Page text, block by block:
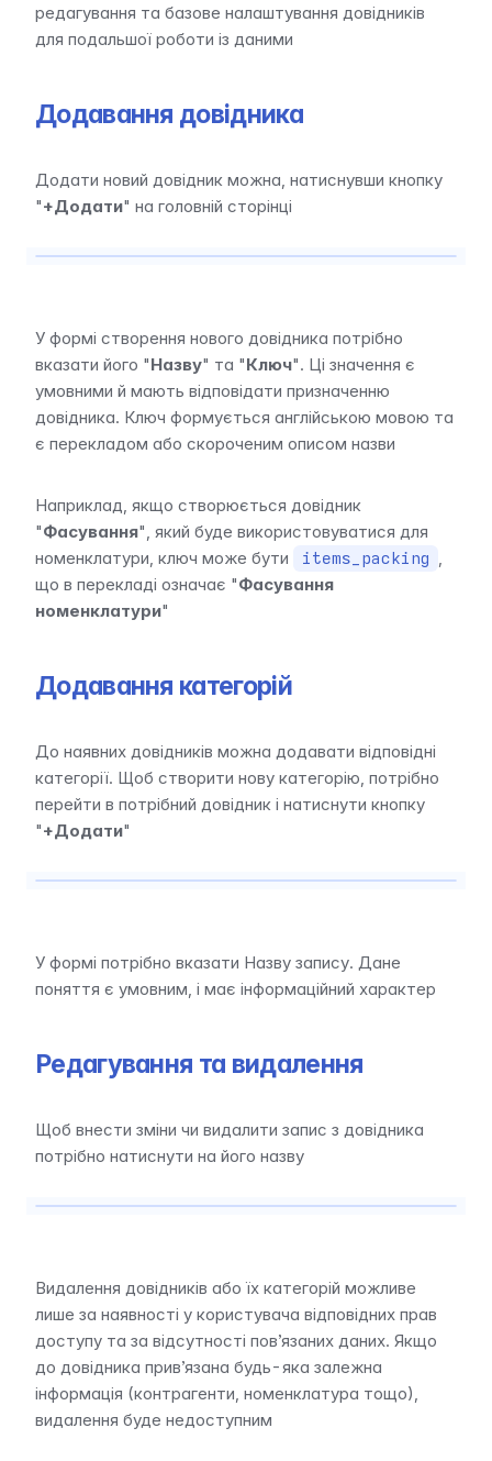
редагування та базове налаштування довідників
для подальшої роботи із даними
Додавання довідника
Додати новий довідник можна, натиснувши кнопку
"+Додати" на головній сторінці
У формі створення нового довідника потрібно
вказати його "Назву" та "Ключ". Ці значення є
умовними й мають відповідати призначенню
довідника. Ключ формується англійською мовою та
є перекладом або скороченим описом назви
Наприклад, якщо створюється довідник
"Фасування", який буде використовуватися для
номенклатури, ключ може бути
items_packing ,
що в перекладі означає "Фасування
номенклатури"
Додавання категорій
До наявних довідників можна додавати відповідні
категорії. Щоб створити нову категорію, потрібно
перейти в потрібний довідник і натиснути кнопку
"+Додати"
У формі потрібно вказати Назву запису. Дане
поняття є умовним, і має інформаційний характер
Редагування та видалення
Щоб внести зміни чи видалити запис з довідника
потрібно натиснути на його назву
Видалення довідників або їх категорій можливе
лише за наявності у користувача відповідних прав
доступу та за відсутності пов’язаних даних. Якщо
до довідника прив’язана будь-яка залежна
інформація (контрагенти, номенклатура тощо),
видалення буде недоступним